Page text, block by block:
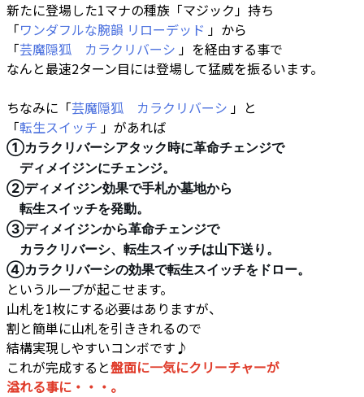
新たに登場した1マナの種族「マジック」持ち
「ワンダフルな腕韻 リローデッド 」から
「芸魔隠狐 カラクリバーシ 」を経由する事で
なんと最速2ターン目には登場して猛威を振るいます。
ちなみに「芸魔隠狐 カラクリバーシ 」と
「転生スイッチ 」があれば
①カラクリバーシアタック時に革命チェンジで
ディメイジンにチェンジ。
②ディメイジン効果で手札か墓地から
転生スイッチを発動。
③ディメイジンから革命チェンジで
カラクリバーシ、転生スイッチは山下送り。
④カラクリバーシの効果で転生スイッチをドロー。
というループが起こせます。
山札を1枚にする必要はありますが、
割と簡単に山札を引ききれるので
結構実現しやすいコンボです♪
これが完成すると盤面に一気にクリーチャーが
溢れる事に・・・。